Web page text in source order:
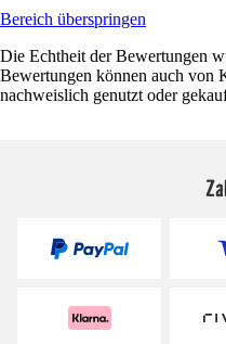
Bereich überspringen
Die Echtheit der Bewertungen
Bewertungen können auch von
nachweislich genutzt oder